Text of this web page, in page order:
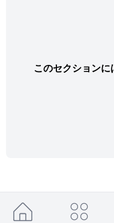
このセクション